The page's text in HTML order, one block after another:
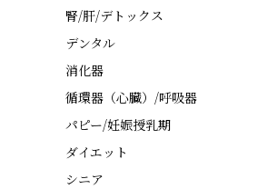
腎/肝/デトックス
デンタル
消化器
循環器（心臓）/呼吸器
パピー/妊娠授乳期
ダイエット
シニア